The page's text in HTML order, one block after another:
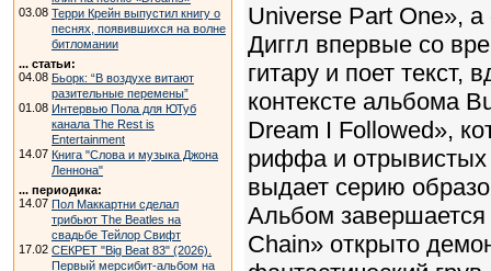
03.08 Терри Крейн выпустил книгу о
песнях, появившихся на волне
битломании
... статьи:
04.08 Бьорк: “В воздухе витают
разительные перемены”
01.08 Интервью Пола для ЮТуб
канала The Rest is
Entertainment
14.07 Книга "Слова и музыка Джона
Леннона"
... периодика:
14.07 Пол Маккартни сделал
трибьют The Beatles на
свадьбе Тейлор Свифт
17.02 СЕКРЕТ "Big Beat 83" (2026).
Первый мерсибит-альбом на
Universe Part One»,
Диггл впервые со
гитару и поет текст,
контексте альбома
Dream I Followed»,
риффа и отрывистых
выдает серию
Альбом
Chain» открыто